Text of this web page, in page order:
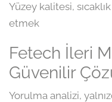
Yüzey kalitesi,
etmek
Fetech İleri
Güvenilir
Yorulma analizi,